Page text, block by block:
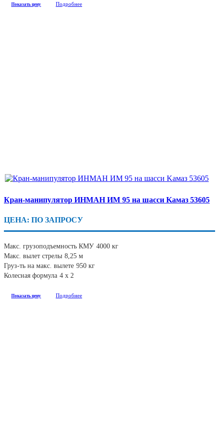
Показать цену Подробнее
Кран-манипулятор ИНМАН ИМ 95 на шасси Kамаз 53605
ЦЕНА: ПО ЗАПРОСУ
Макс. грузоподъемность КМУ 4000 кг
Макс. вылет стрелы 8,25 м
Груз-ть на макс. вылете 950 кг
Колесная формула 4 х 2
Показать цену Подробнее